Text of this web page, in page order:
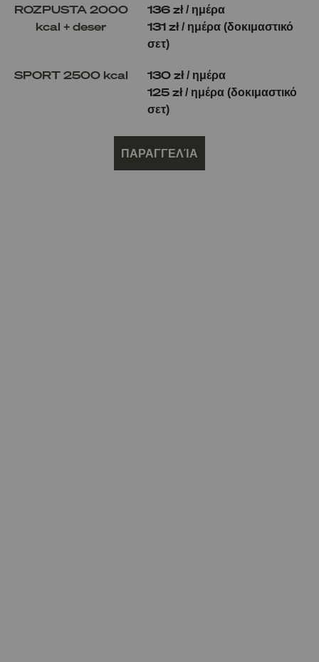
ROZPUSTA 2000
kcal + deser
136 zł / ημέρα
131 zł / ημέρα (δοκιμαστικό
σετ)
SPORT 2500 kcal
130 zł / ημέρα
125 zł / ημέρα (δοκιμαστικό
σετ)
ΠΑΡΑΓΓΕΛΊΑ